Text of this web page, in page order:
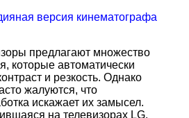
версия кинематографа
предлагают множество
которые автоматически
и резкость. Однако
жалуются, что
искажает их замысел.
на телевизорах LG,